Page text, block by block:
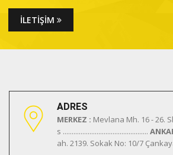
İLETİŞİM
ADRES
MERKEZ : Mevlana Mh. 16 - 26.
s ................................................
ah. 2139. Sokak No: 10/7